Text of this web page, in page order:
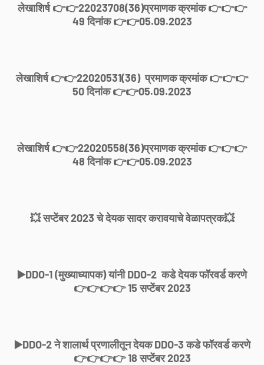
लेखाशिर्ष 👉👉22023708(36)प्रमाणक क्रमांक 👉👉👉
49 दिनांक 👉👉05.09.2023
लेखाशिर्ष 👉👉22020531(36) प्रमाणक क्रमांक 👉👉👉
50 दिनांक 👉👉05.09.2023
लेखाशिर्ष 👉👉22020558(36)प्रमाणक क्रमांक 👉👉👉
48 दिनांक 👉👉05.09.2023
💥 सप्टेंबर 2023 चे देयक सादर करावयाचे वेळापत्रक💥
▶️DDO-1 (मुख्याध्यापक) यांनी DDO-2 कडे देयक फॉरवर्ड करणे
👉👉👉👉 15 सप्टेंबर 2023
▶️DDO-2 ने शालार्थ प्रणालीतून देयक DDO-3 कडे फॉरवर्ड करणे
👉👉👉👉 18 सप्टेंबर 2023